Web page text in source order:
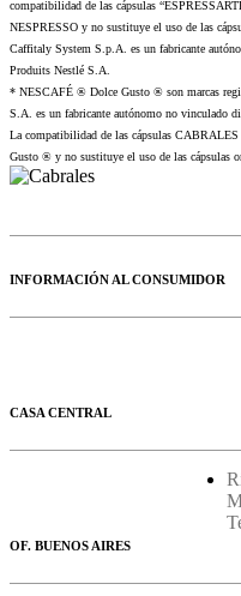
compatibilidad de las cápsulas
NESPRESSO y no sustituye el uso de las
Caffitaly System S.p.A. es un fabricante
Produits Nestlé S.A.
* NESCAFÉ ® Dolce Gusto ® son marcas
S.A. es un fabricante autónomo no vinculado
La compatibilidad de las cápsulas
Gusto ® y no sustituye el uso de las cápsulas
INFORMACIÓN AL CONSUMIDOR
CASA CENTRAL
OF. BUENOS AIRES